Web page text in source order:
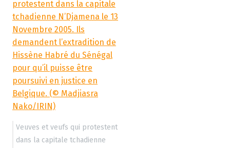
Veuves et veufs qui protestent
dans la capitale tchadienne